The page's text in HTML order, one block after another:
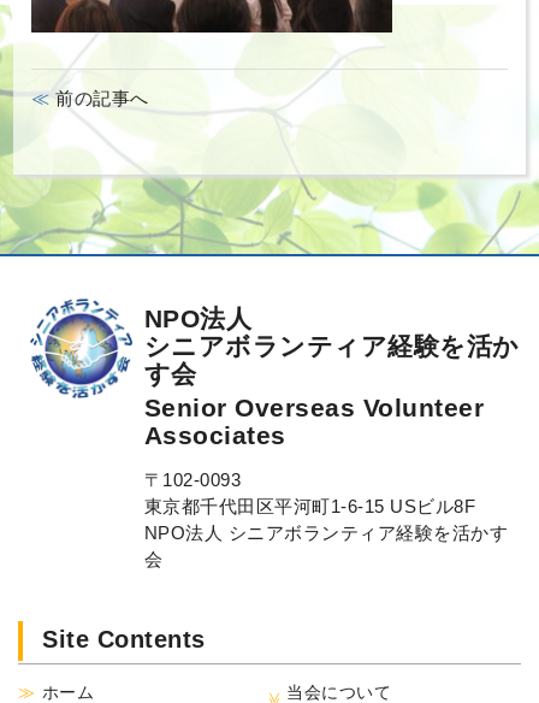
前の記事へ
NPO法人
シニアボランティア経験を活か
す会
Senior Overseas Volunteer
Associates
〒102-0093
東京都千代田区平河町1-6-15 USビル8F
NPO法人 シニアボランティア経験を活かす
会
Site Contents
ホーム
当会について